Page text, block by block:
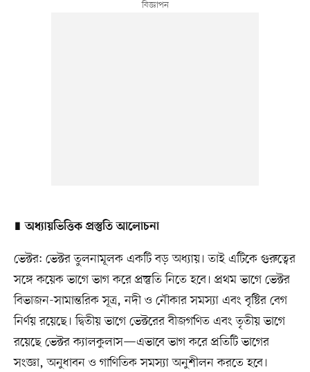
∎অধ্যায়ভিত্তিক প্রস্তুতি আলোচনা
ভেক্টর: ভেক্টর তুলনামূলক একটি বড় অধ্যায়। তাই এটিকে গুরুত্বের
সঙ্গে কয়েক ভাগে ভাগ করে প্রস্তুতি নিতে হবে। প্রথম ভাগে ভেক্টর
বিভাজন-সামান্তরিক সূত্র, নদী ও নৌকার সমস্যা এবং বৃষ্টির বেগ
নির্ণয় রয়েছে। দ্বিতীয় ভাগে ভেক্টরের বীজগণিত এবং তৃতীয় ভাগে
রয়েছে ভেক্টর ক্যালকুলাস—এভাবে ভাগ করে প্রতিটি ভাগের
সংজ্ঞা, অনুধাবন ও গাণিতিক সমস্যা অনুশীলন করতে হবে।